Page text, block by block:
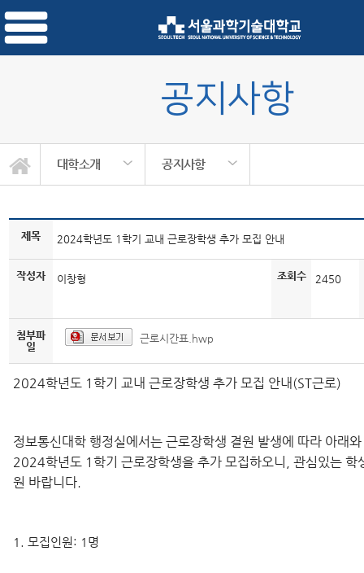
공지사항
대학소개 공지사항
제목 2024학년도 1학기 교내 근로장학생 추가 모집 안내
작성자 이창형 조회수 2450
첨부파
일
근로시간표.hwp
2024학년도 1학기 교내 근로장학생 추가 모집 안내(ST근로)
정보통신대학 행정실에서는 근로장학생 결원 발생에 따라 아래
2024학년도 1학기 근로장학생을 추가 모집하오니, 관심있는 학
원 바랍니다.
1. 모집인원: 1명